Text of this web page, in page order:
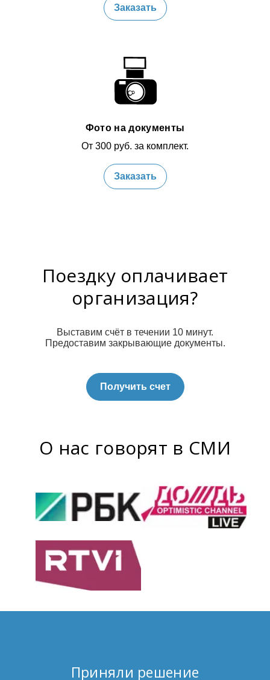
Заказать
Фото на документы
От 300 руб. за комплект.
Заказать
Поездку оплачивает
организация?
Выставим счёт в течении 10 минут.
Предоставим закрывающие документы.
Получить счет
О нас говорят в СМИ
Приняли решение